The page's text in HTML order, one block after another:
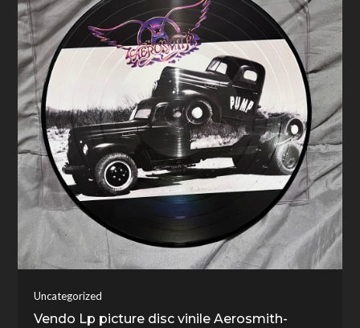
Uncategorized
Vendo Lp picture disc vinile Aerosmith-